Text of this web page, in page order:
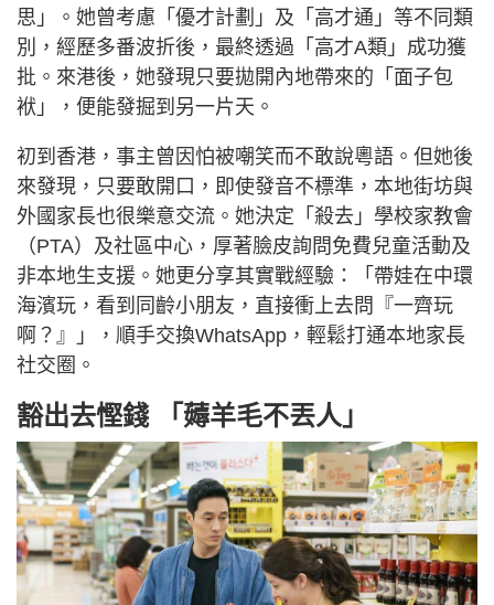
思」。她曾考慮「優才計劃」及「高才通」等不同類
別，經歷多番波折後，最終透過「高才A類」成功獲
批。來港後，她發現只要拋開內地帶來的「面子包
袱」，便能發掘到另一片天。
初到香港，事主曾因怕被嘲笑而不敢說粵語。但她後
來發現，只要敢開口，即使發音不標準，本地街坊與
外國家長也很樂意交流。她決定「殺去」學校家教會
（PTA）及社區中心，厚著臉皮詢問免費兒童活動及
非本地生支援。她更分享其實戰經驗：「帶娃在中環
海濱玩，看到同齡小朋友，直接衝上去問『一齊玩
啊？』」，順手交換WhatsApp，輕鬆打通本地家長
社交圈。
豁出去慳錢 「薅羊毛不丟人」